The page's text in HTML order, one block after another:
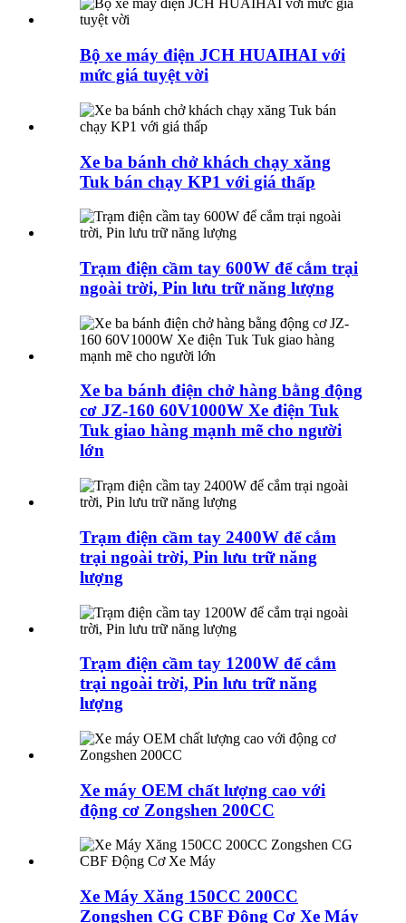
Bộ xe máy điện JCH HUAIHAI với
mức giá tuyệt vời
Xe ba bánh chở khách chạy xăng
Tuk bán chạy KP1 với giá thấp
Trạm điện cầm tay 600W để cắm trại
ngoài trời, Pin lưu trữ năng lượng
Xe ba bánh điện chở hàng bằng động
cơ JZ-160 60V1000W Xe điện Tuk
Tuk giao hàng mạnh mẽ cho người
lớn
Trạm điện cầm tay 2400W để cắm
trại ngoài trời, Pin lưu trữ năng
lượng
Trạm điện cầm tay 1200W để cắm
trại ngoài trời, Pin lưu trữ năng
lượng
Xe máy OEM chất lượng cao với
động cơ Zongshen 200CC
Xe Máy Xăng 150CC 200CC
Zongshen CG CBF Động Cơ Xe Máy